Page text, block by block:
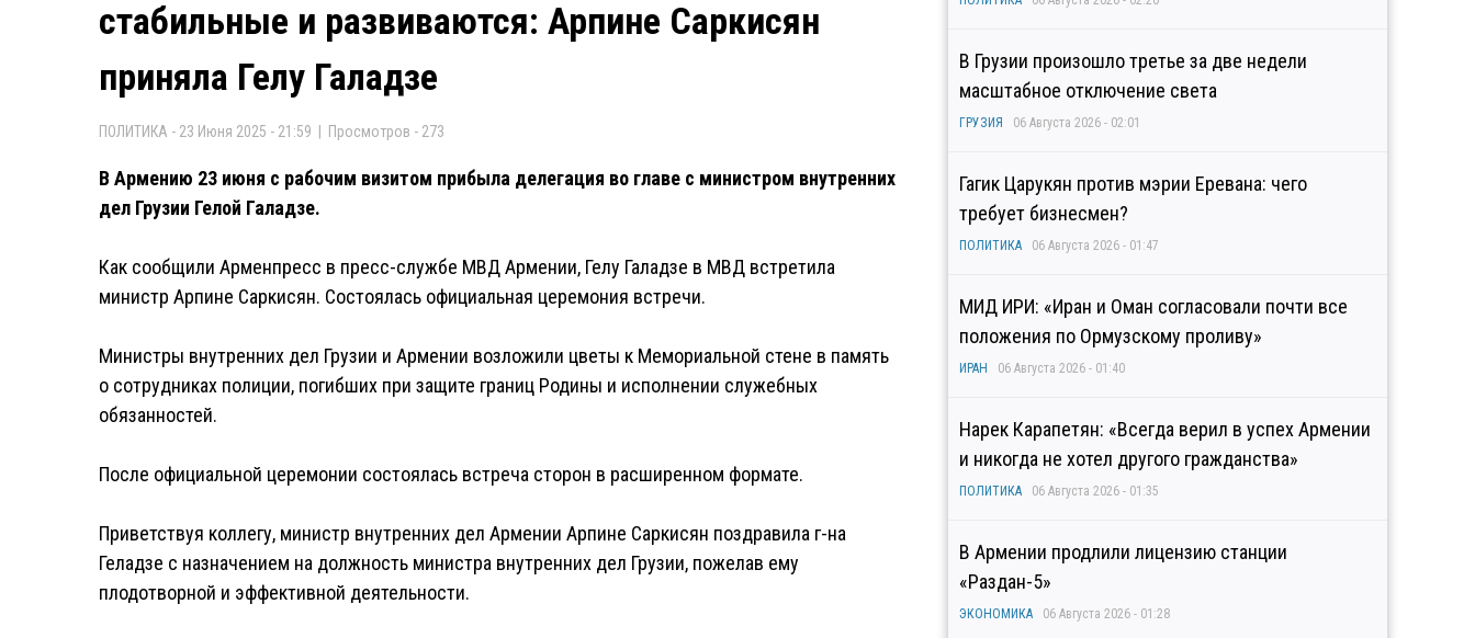
стабильные и развиваются: Арпине Саркисян
приняла Гелу Галадзе
ПОЛИТИКА - 23 Июня 2025 - 21:59 | Просмотров - 273
В Армению 23 июня с рабочим визитом прибыла делегация во главе с министром внутренних
дел Грузии Гелой Галадзе.
Как сообщили Арменпресс в пресс-службе МВД Армении, Гелу Галадзе в МВД встретила
министр Арпине Саркисян. Состоялась официальная церемония встречи.
Министры внутренних дел Грузии и Армении возложили цветы к Мемориальной стене в память
о сотрудниках полиции, погибших при защите границ Родины и исполнении служебных
обязанностей.
После официальной церемонии состоялась встреча сторон в расширенном формате.
Приветствуя коллегу, министр внутренних дел Армении Арпине Саркисян поздравила г-на
Геладзе с назначением на должность министра внутренних дел Грузии, пожелав ему
плодотворной и эффективной деятельности.
В Грузии произошло третье за две недели
масштабное отключение света
ГРУЗИЯ 06 Августа 2026 - 02:01
Гагик Царукян против мэрии Еревана: чего
требует бизнесмен?
ПОЛИТИКА 06 Августа 2026 - 01:47
МИД ИРИ: «Иран и Оман согласовали почти все
положения по Ормузскому проливу»
ИРАН 06 Августа 2026 - 01:40
Нарек Карапетян: «Всегда верил в успех Армении
и никогда не хотел другого гражданства»
ПОЛИТИКА 06 Августа 2026 - 01:35
В Армении продлили лицензию станции
«Раздан-5»
ЭКОНОМИКА 06 Августа 2026 - 01:28